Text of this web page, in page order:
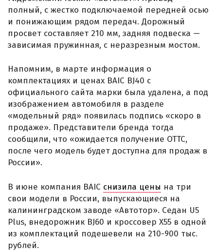
полный, с жестко подключаемой передней осью
и понижающим рядом передач. Дорожный
просвет составляет 210 мм, задняя подвеска —
зависимая пружинная, с неразрезным мостом.
Напомним, в марте информация о
комплектациях и ценах BAIC BJ40 с
официального сайта марки была удалена, а под
изображением автомобиля в разделе
«модельный ряд» появилась подпись «скоро в
продаже». Представители бренда тогда
сообщили, что «ожидается получение ОТТС,
после чего модель будет доступна для продаж в
России».
В июне компания BAIC снизила цены на три
свои модели в России, выпускающиеся на
калининградском заводе «Автотор». Седан U5
Plus, внедорожник BJ60 и кроссовер X55 в одной
из комплектаций подешевели на 210-900 тыс.
рублей.